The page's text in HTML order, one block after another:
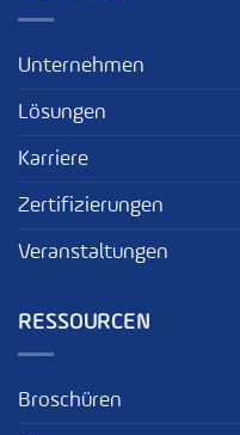
Unternehmen
Lösungen
Karriere
Zertifizierungen
Veranstaltungen
RESSOURCEN
Broschüren